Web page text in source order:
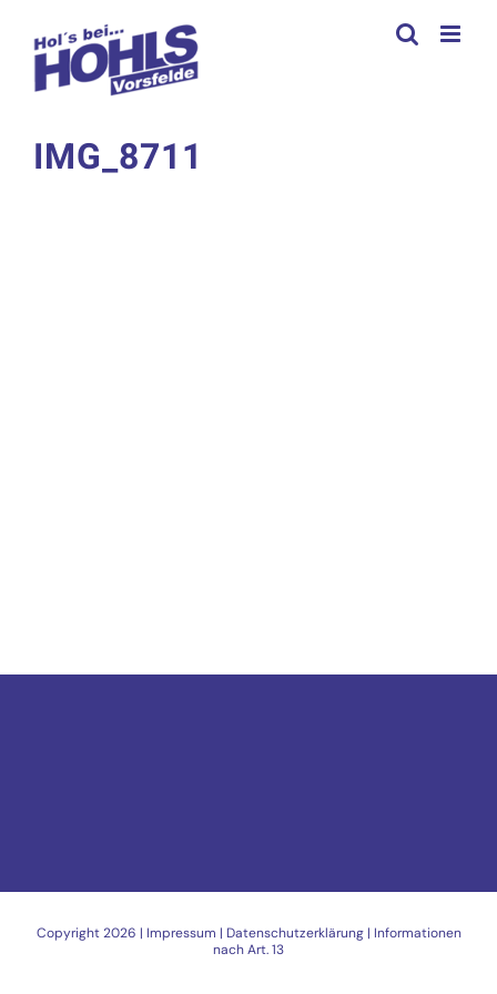
Inhalt
springen
IMG_8711
Copyright2026 | Impressum | Datenschutzerklärung| Informationen
nach Art. 13